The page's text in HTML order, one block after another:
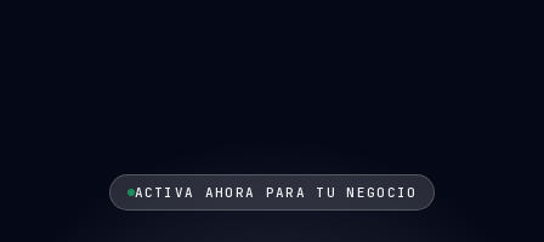
ACTIVA AHORA PARA TU NEGOCIO